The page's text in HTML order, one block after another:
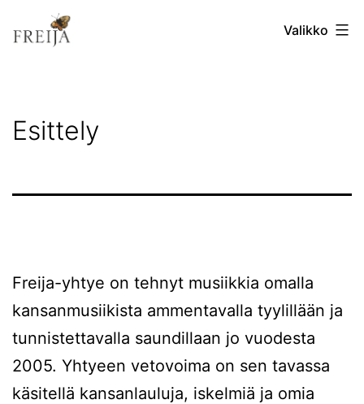
sisältöön
Valikko
Esittely
Freija-yhtye on tehnyt musiikkia omalla
kansanmusiikista ammentavalla tyylillään ja
tunnistettavalla saundillaan jo vuodesta
2005. Yhtyeen vetovoima on sen tavassa
käsitellä kansanlauluja, iskelmiä ja omia